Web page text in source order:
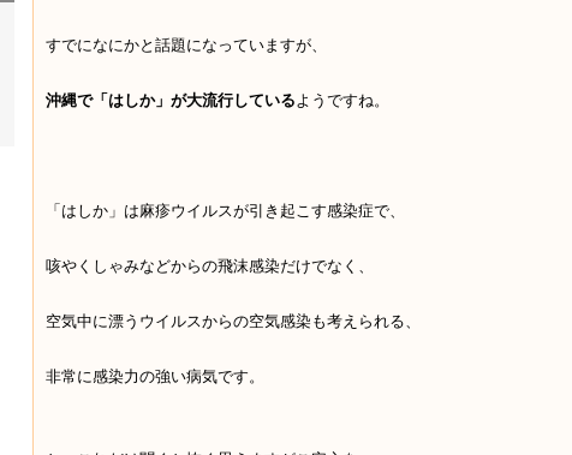
すでになにかと話題になっていますが、
沖縄で「はしか」が大流行しているようですね。
「はしか」は麻疹ウイルスが引き起こす感染症で、
咳やくしゃみなどからの飛沫感染だけでなく、
空気中に漂うウイルスからの空気感染も考えられる、
非常に感染力の強い病気です。